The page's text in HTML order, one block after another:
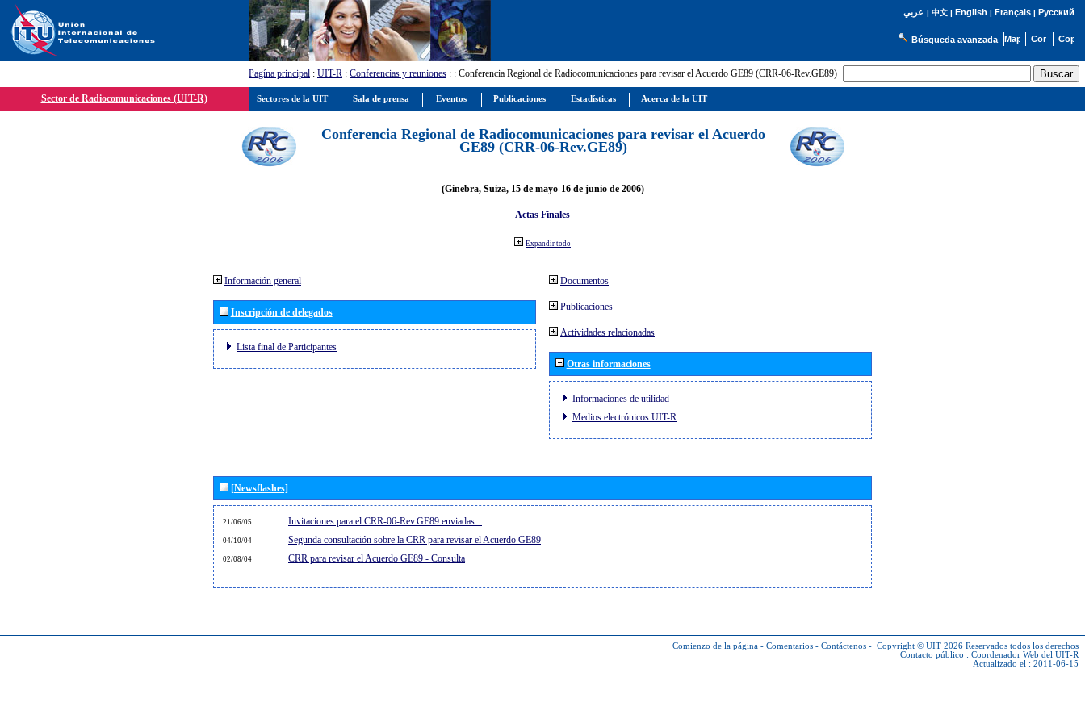
عربي | 中文| English | Français| Русский
Búsqueda avanzada
Pagína principal : UIT-R : Conferencias y reuniones : : Conferencia Regional de Radiocomunicaciones para revisar el Acuerdo GE89 (CRR-06-Rev.GE89)
Sector de Radiocomunicaciones (UIT-R)
Conferencia Regional de Radiocomunicaciones para revisar el Acuerdo
GE89 (CRR-06-Rev.GE89)
(Ginebra, Suiza, 15 de mayo-16 de junio de 2006)
Actas Finales
Expandir todo
Información general
Inscripción de delegados
Lista final de Participantes
Documentos
Publicaciones
Actividades relacionadas
Otras informaciones
Informaciones de utilidad
Medios electrónicos UIT-R
[Newsflashes]
21/06/05 Invitaciones para el CRR-06-Rev.GE89 enviadas...
04/10/04 Segunda consultación sobre la CRR para revisar el Acuerdo GE89
02/08/04 CRR para revisar el Acuerdo GE89 - Consulta
Comienzo de la página - Comentarios - Contáctenos - Copyright © UIT 2026 Reservados todos los derechos
Contacto público : Coordenador Web del UIT-R
Actualizado el : 2011-06-15
Sectores de la UIT Sala de prensa Eventos Publicaciones Estadísticas Acerca de la UIT